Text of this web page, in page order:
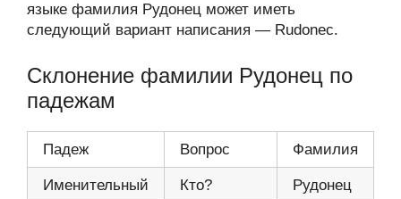
языке фамилия Рудонец может иметь
следующий вариант написания — Rudonec.
Склонение фамилии Рудонец по
падежам
Падеж Вопрос Фамилия
Именительный Кто? Рудонец